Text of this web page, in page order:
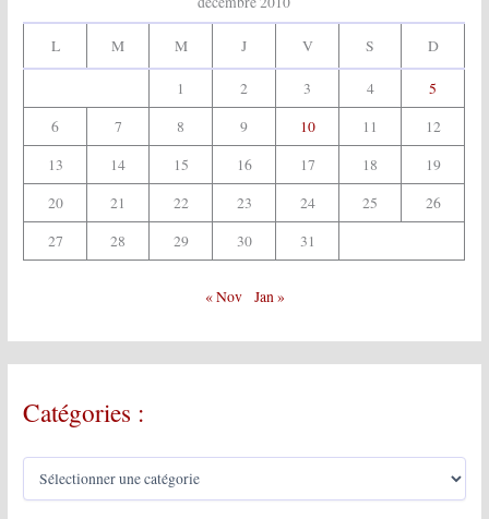
L M M J V S D
1 2 3 4
5
6
7 8 9 10 11
12
13
14 15 16 17 18
19
20
21 22 23 24 25
26
27
28 29 30 31
« Nov Jan »
Catégories :
C